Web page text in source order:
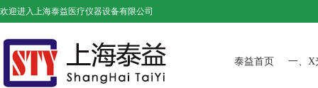
欢迎进入上海泰益医疗仪器设备有限公司
泰益首页 一、X